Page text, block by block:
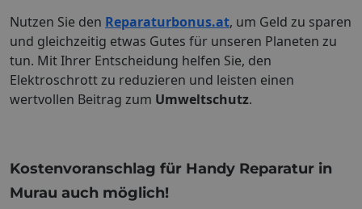
Nutzen Sie den Reparaturbonus.at, um Geld zu sparen
und gleichzeitig etwas Gutes für unseren Planeten zu
tun. Mit Ihrer Entscheidung helfen Sie, den
Elektroschrott zu reduzieren und leisten einen
wertvollen Beitrag zum Umweltschutz.
Kostenvoranschlag für Handy Reparatur in
Murau auch möglich!